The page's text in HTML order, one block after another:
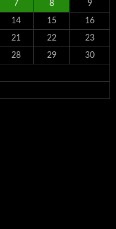
7 8 9
14 15 16
21 22 23
28 29 30